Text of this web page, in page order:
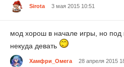
Sirota 3 мая 2015 10:51
мод хорош в начале игры, но под
некуда девать
Хамфри_Омега 28 апреля 2015